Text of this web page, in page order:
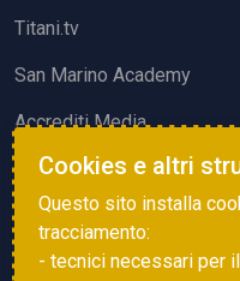
Titani.tv
San Marino Academy
Accrediti Media
ATTIVITÀ ED
Squadre di Calcio
Associazione
Cookies e altri
Questo sito installa
tracciamento:
- tecnici necessari per